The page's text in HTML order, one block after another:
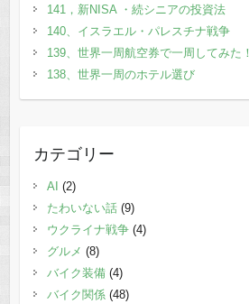
141，新NISA ・続シニアの投資法
140、イスラエル・パレスチナ戦争
139、世界一周航空券で一周してみた！
138、世界一周のホテル選び
カテゴリー
AI (2)
たわいない話(9)
ウクライナ戦争(4)
グルメ (8)
バイク装備(4)
バイク関係(48)